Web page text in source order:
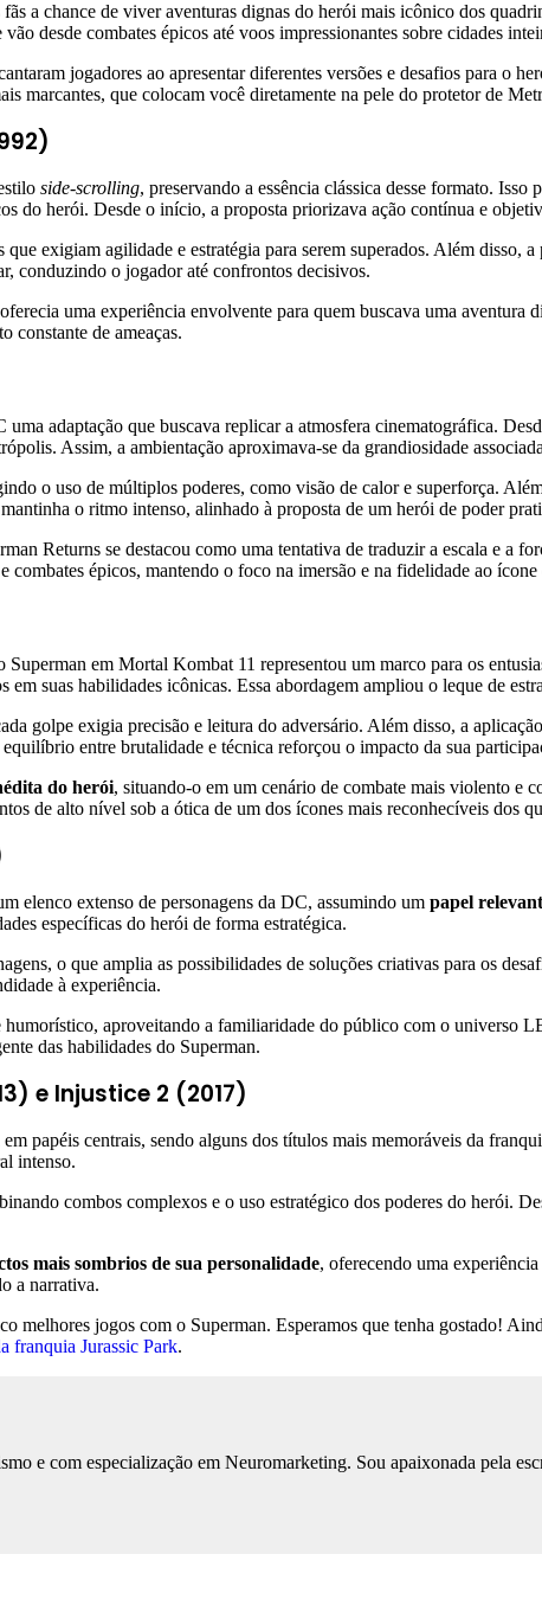
a chance de viver aventuras dignas do herói mais icônico dos
desde combates épicos até voos impressionantes sobre cidades
jogadores ao apresentar diferentes versões e desafios para o
marcantes, que colocam você diretamente na pele do protetor de
side-scrolling, preservando a essência clássica desse formato.
do herói. Desde o início, a proposta priorizava ação contínua e
exigiam agilidade e estratégia para serem superados. Além
conduzindo o jogador até confrontos decisivos.
uma experiência envolvente para quem buscava uma
constante de ameaças.
adaptação que buscava replicar a atmosfera cinematográfica.
Assim, a ambientação aproximava-se da grandiosidade
o uso de múltiplos poderes, como visão de calor e superforça.
o ritmo intenso, alinhado à proposta de um herói de poder
Returns se destacou como uma tentativa de traduzir a escala e a
épicos, mantendo o foco na imersão e na fidelidade ao
em Mortal Kombat 11 representou um marco para os
suas habilidades icônicas. Essa abordagem ampliou o leque de
golpe exigia precisão e leitura do adversário. Além disso, a
entre brutalidade e técnica reforçou o impacto da sua
do herói, situando-o em um cenário de combate mais violento e
de alto nível sob a ótica de um dos ícones mais reconhecíveis dos
elenco extenso de personagens da DC, assumindo um papel
específicas do herói de forma estratégica.
o que amplia as possibilidades de soluções criativas para os
à experiência.
humorístico, aproveitando a familiaridade do público com o universo
das habilidades do Superman.
e Injustice 2 (2017)
papéis centrais, sendo alguns dos títulos mais memoráveis da
intenso.
combos complexos e o uso estratégico dos poderes do herói.
mais sombrios de sua personalidade, oferecendo uma
a narrativa.
melhores jogos com o Superman. Esperamos que tenha gostado!
franquia Jurassic Park.
e com especialização em Neuromarketing. Sou apaixonada pela